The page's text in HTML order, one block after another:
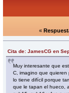
«
Cita de: JamesCG en
Muy interesante que
C, imagino que quieren
lo tiene difícil porque
que le tapan el hueco,